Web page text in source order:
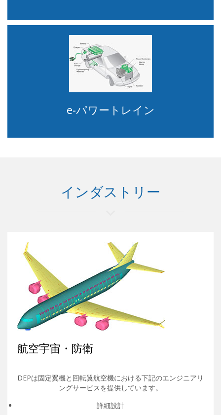
e-パワートレイン
インダストリー
航空宇宙・防衛
DEPは固定翼機と回転翼航空機における下記のエンジニアリ
ングサービスを提供しています。
詳細設計